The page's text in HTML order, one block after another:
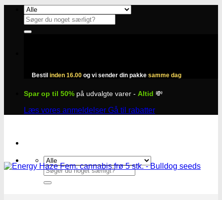
Fortsæt
indhold
Søg
efter:
Bestil inden 16.00 og vi sender din pakke samme dag
Spar op til 50% på udvalgte varer - Altid 💸
Læs vores anmeldelser Gå til rabatter
Søg
efter: